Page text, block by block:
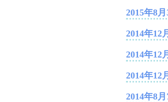
2015年8月
2014年12
2014年12
2014年12
2014年8月